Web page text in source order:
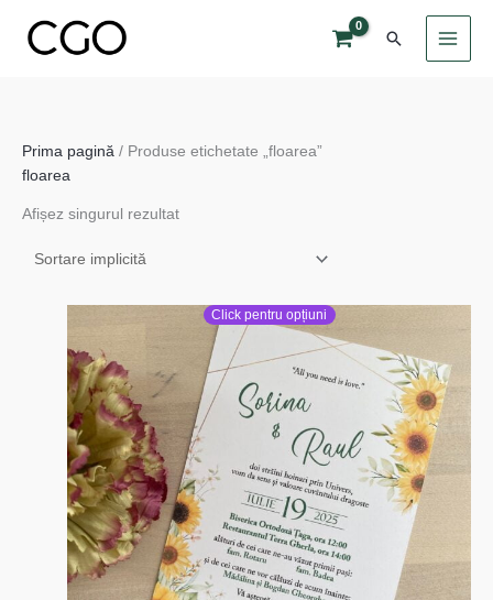
Search
Prima pagină / Produse etichetate „floarea”
floarea
Afișez singurul rezultat
Click pentru opțiuni